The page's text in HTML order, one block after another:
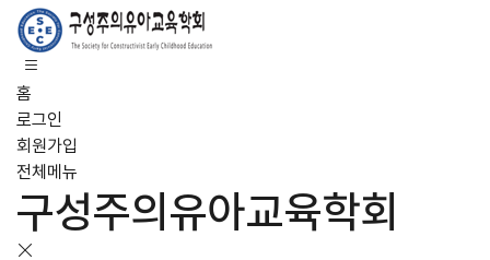
홈
로그인
회원가입
전체메뉴
구성주의유아교육학회